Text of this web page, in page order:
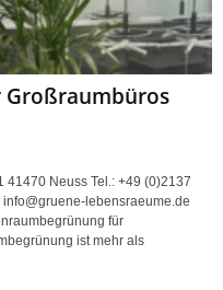
41470 Neuss Tel.: +49 (0)2137
lebensraeume.de
für
ist mehr als